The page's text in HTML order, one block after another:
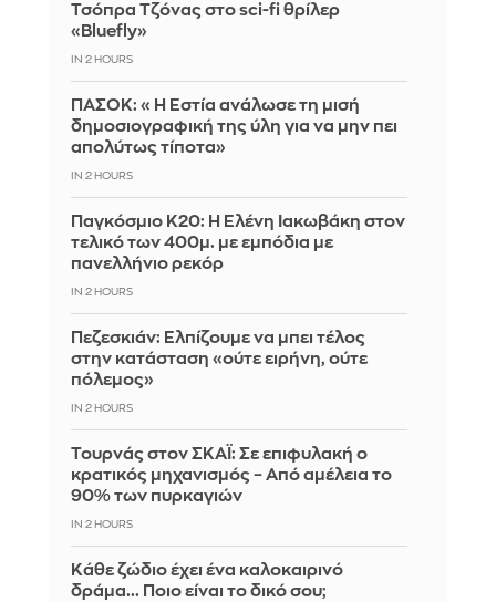
Τσόπρα Τζόνας στο sci-fi θρίλερ
«Bluefly»
IN 2 HOURS
ΠΑΣΟΚ: «Η Εστία ανάλωσε τη μισή
δημοσιογραφική της ύλη για να μην πει
απολύτως τίποτα»
IN 2 HOURS
Παγκόσμιο Κ20: Η Ελένη Ιακωβάκη στον
τελικό των 400μ. με εμπόδια με
πανελλήνιο ρεκόρ
IN 2 HOURS
Πεζεσκιάν: Ελπίζουμε να μπει τέλος
στην κατάσταση «ούτε ειρήνη, ούτε
πόλεμος»
IN 2 HOURS
Τουρνάς στον ΣΚΑΪ: Σε επιφυλακή ο
κρατικός μηχανισμός – Από αμέλεια το
90% των πυρκαγιών
IN 2 HOURS
Κάθε ζώδιο έχει ένα καλοκαιρινό
δράμα... Ποιο είναι το δικό σου;